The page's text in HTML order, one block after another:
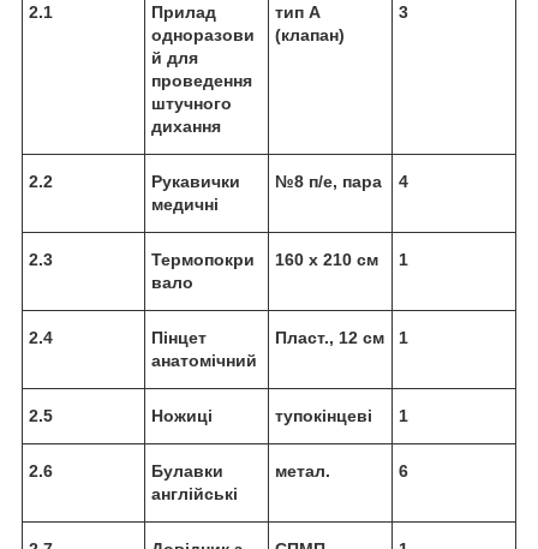
2.1
Прилад
одноразови
й для
проведення
штучного
дихання
тип А
(клапан)
3
2.2
Рукавички
медичні
№8 п/е, пара 4
2.3
Термопокри
вало
160 х 210 см 1
2.4
Пінцет
анатомічний
Пласт., 12 см 1
2.5 Ножиці тупокінцеві 1
2.6
Булавки
англійські
метал. 6